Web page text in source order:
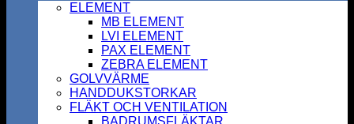
ELEMENT
MB ELEMENT
LVI ELEMENT
PAX ELEMENT
ZEBRA ELEMENT
GOLVVÄRME
HANDDUKSTORKAR
FLÄKT OCH VENTILATION
BADRUMSFLÄKTAR